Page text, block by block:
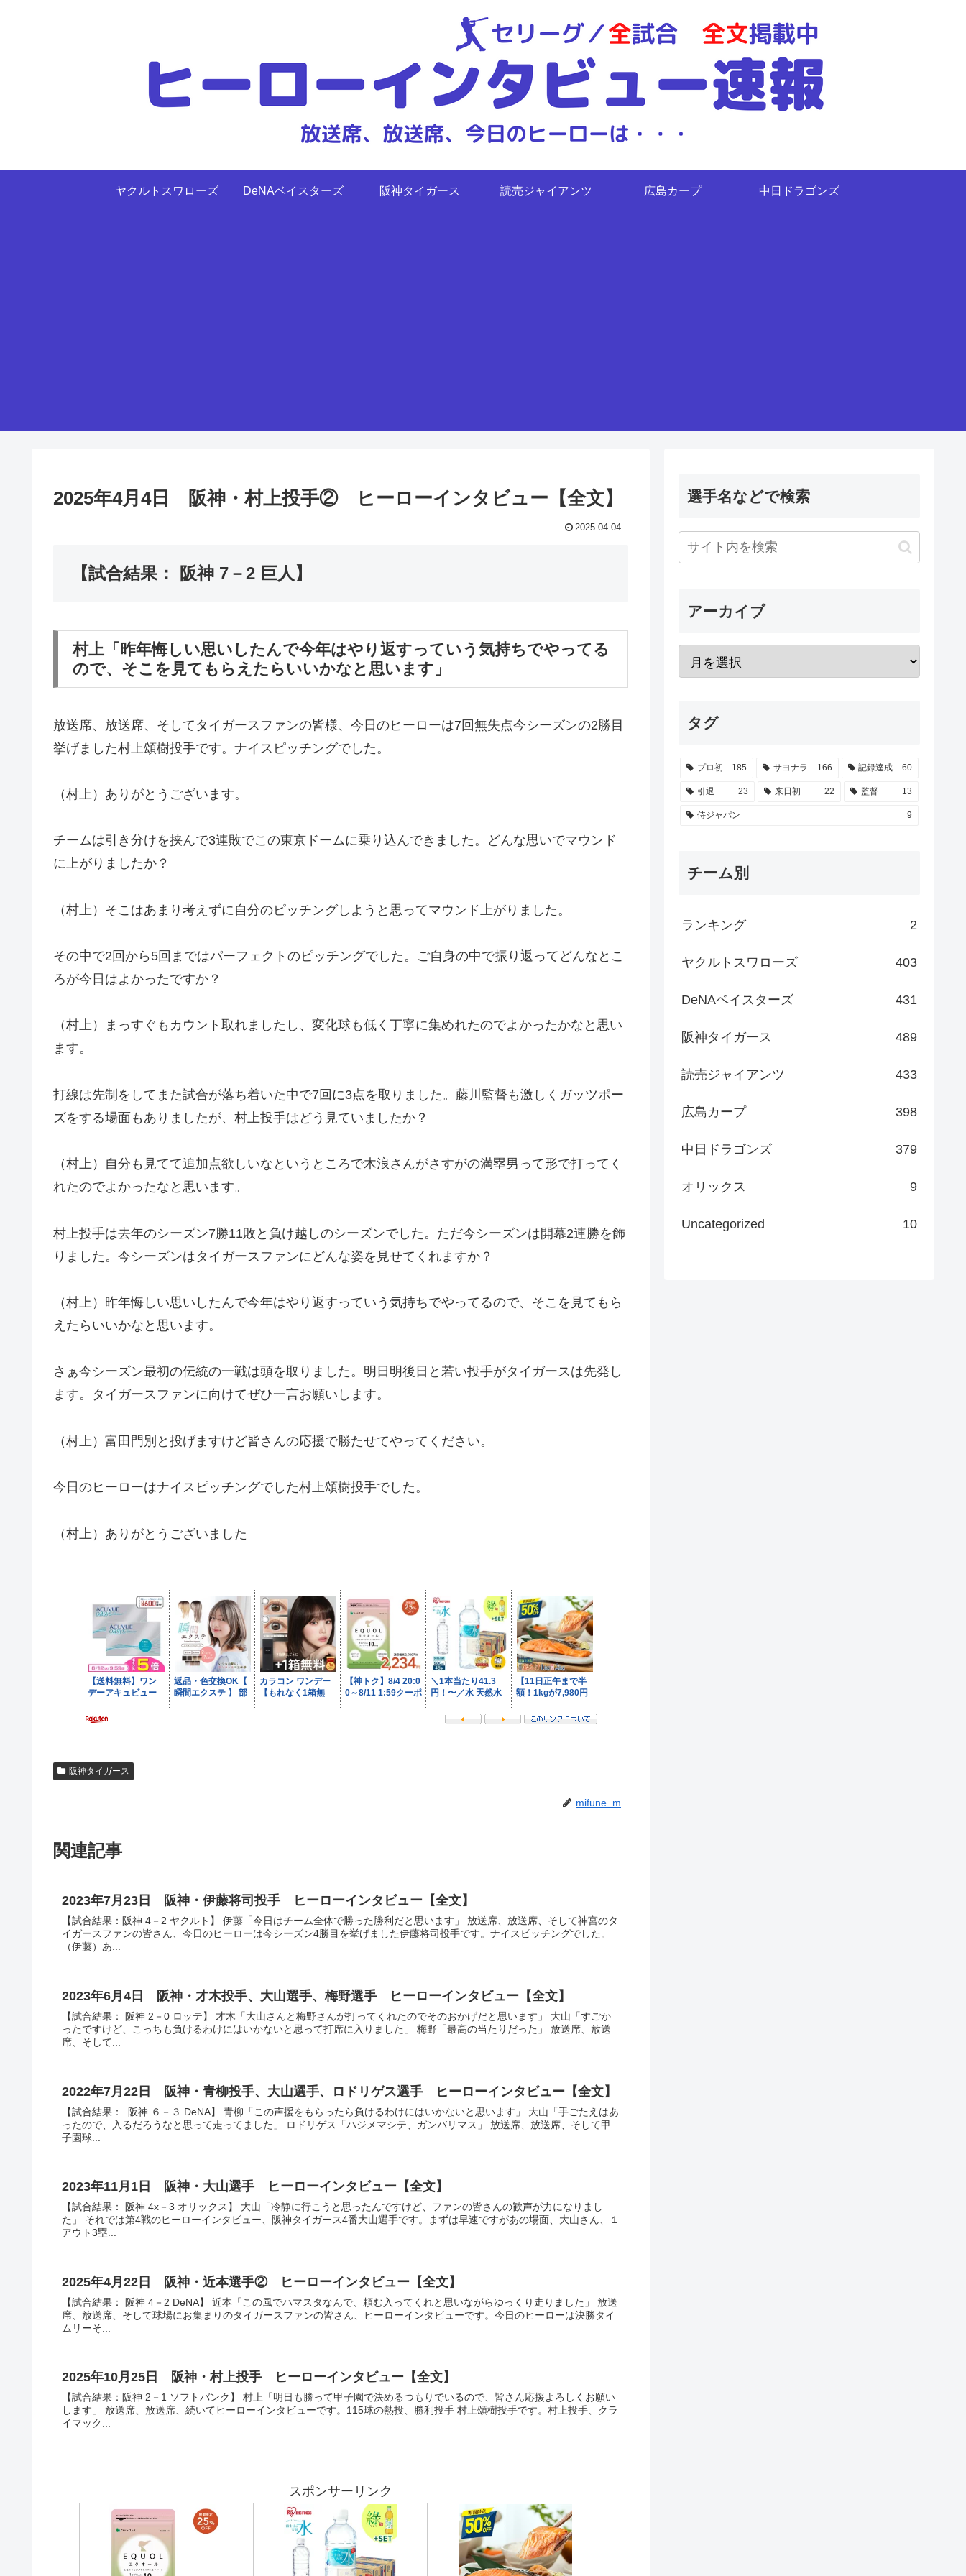
ヤクルトスワローズ DeNAベイスターズ 阪神タイガース 読売ジャイアンツ 広島カープ 中日ドラゴンズ
2025年4月4日 阪神・村上投手② ヒーローインタビュー【全文】
2025.04.04
【試合結果： 阪神 7－2 巨人】
村上「昨年悔しい思いしたんで今年はやり返すっていう気持ちでやってる
ので、そこを見てもらえたらいいかなと思います」
放送席、放送席、そしてタイガースファンの皆様、今日のヒーローは7回無失点今シーズンの2勝目
挙げました村上頌樹投手です。ナイスピッチングでした。
（村上）ありがとうございます。
チームは引き分けを挟んで3連敗でこの東京ドームに乗り込んできました。どんな思いでマウンド
に上がりましたか？
（村上）そこはあまり考えずに自分のピッチングしようと思ってマウンド上がりました。
その中で2回から5回まではパーフェクトのピッチングでした。ご自身の中で振り返ってどんなとこ
ろが今日はよかったですか？
（村上）まっすぐもカウント取れましたし、変化球も低く丁寧に集めれたのでよかったかなと思い
ます。
打線は先制をしてまた試合が落ち着いた中で7回に3点を取りました。藤川監督も激しくガッツポー
ズをする場面もありましたが、村上投手はどう見ていましたか？
（村上）自分も見てて追加点欲しいなというところで木浪さんがさすがの満塁男って形で打ってく
れたのでよかったなと思います。
村上投手は去年のシーズン7勝11敗と負け越しのシーズンでした。ただ今シーズンは開幕2連勝を飾
りました。今シーズンはタイガースファンにどんな姿を見せてくれますか？
（村上）昨年悔しい思いしたんで今年はやり返すっていう気持ちでやってるので、そこを見てもら
えたらいいかなと思います。
さぁ今シーズン最初の伝統の一戦は頭を取りました。明日明後日と若い投手がタイガースは先発し
ます。タイガースファンに向けてぜひ一言お願いします。
（村上）富田門別と投げますけど皆さんの応援で勝たせてやってください。
今日のヒーローはナイスピッチングでした村上頌樹投手でした。
（村上）ありがとうございました
阪神タイガース
mifune_m
関連記事
2023年7月23日 阪神・伊藤将司投手 ヒーローインタビュー【全文】
【試合結果：阪神 4－2 ヤクルト】 伊藤「今日はチーム全体で勝った勝利だと思います」 放送席、放送席、そして神宮のタ
イガースファンの皆さん、今日のヒーローは今シーズン4勝目を挙げました伊藤将司投手です。ナイスピッチングでした。
（伊藤）あ...
2023年6月4日 阪神・才木投手、大山選手、梅野選手 ヒーローインタビュー【全文】
【試合結果： 阪神 2－0 ロッテ】 才木「大山さんと梅野さんが打ってくれたのでそのおかげだと思います」 大山「すごか
ったですけど、こっちも負けるわけにはいかないと思って打席に入りました」 梅野「最高の当たりだった」 放送席、放送
席、そして...
2022年7月22日 阪神・青柳投手、大山選手、ロドリゲス選手 ヒーローインタビュー【全文】
【試合結果： 阪神 ６－３ DeNA】 青柳「この声援をもらったら負けるわけにはいかないと思います」 大山「手ごたえはあ
ったので、入るだろうなと思って走ってました」 ロドリゲス「ハジメマシテ、ガンバリマス」 放送席、放送席、そして甲
子園球...
2023年11月1日 阪神・大山選手 ヒーローインタビュー【全文】
【試合結果： 阪神 4x－3 オリックス】 大山「冷静に行こうと思ったんですけど、ファンの皆さんの歓声が力になりまし
た」 それでは第4戦のヒーローインタビュー、阪神タイガース4番大山選手です。まずは早速ですがあの場面、大山さん、１
アウト3塁...
2025年4月22日 阪神・近本選手② ヒーローインタビュー【全文】
【試合結果： 阪神 4－2 DeNA】 近本「この風でハマスタなんで、頼む入ってくれと思いながらゆっくり走りました」 放送
席、放送席、そして球場にお集まりのタイガースファンの皆さん、ヒーローインタビューです。今日のヒーローは決勝タイ
ムリーそ...
2025年10月25日 阪神・村上投手 ヒーローインタビュー【全文】
【試合結果：阪神 2－1 ソフトバンク】 村上「明日も勝って甲子園で決めるつもりでいるので、皆さん応援よろしくお願い
します」 放送席、放送席、続いてヒーローインタビューです。115球の熱投、勝利投手 村上頌樹投手です。村上投手、クラ
イマック...
スポンサーリンク
選手名などで検索
アーカイブ
タグ
プロ初 185 サヨナラ 166 記録達成 60
引退 23 来日初 22 監督 13
侍ジャパン 9
チーム別
ランキング 2
ヤクルトスワローズ 403
DeNAベイスターズ 431
阪神タイガース 489
読売ジャイアンツ 433
広島カープ 398
中日ドラゴンズ 379
オリックス 9
Uncategorized 10